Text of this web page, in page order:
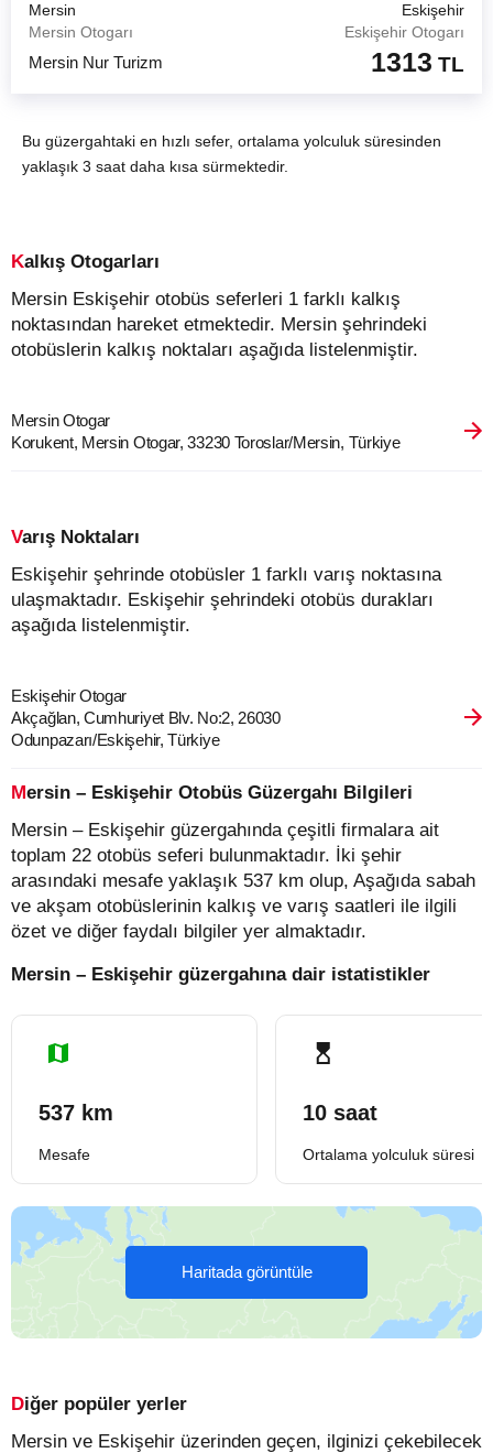
Mersin
Eskişehir
Mersin Otogarı
Eskişehir Otogarı
Mersin Nur Turizm 1313 TL
Bu güzergahtaki en hızlı sefer, ortalama yolculuk süresinden
yaklaşık 3 saat daha kısa sürmektedir.
Kalkış Otogarları
Mersin Eskişehir otobüs seferleri 1 farklı kalkış
noktasından hareket etmektedir. Mersin şehrindeki
otobüslerin kalkış noktaları aşağıda listelenmiştir.
Mersin Otogar
Korukent, Mersin Otogar, 33230 Toroslar/Mersin, Türkiye
Varış Noktaları
Eskişehir şehrinde otobüsler 1 farklı varış noktasına
ulaşmaktadır. Eskişehir şehrindeki otobüs durakları
aşağıda listelenmiştir.
Eskişehir Otogar
Akçağlan, Cumhuriyet Blv. No:2, 26030
Odunpazarı/Eskişehir, Türkiye
Mersin – Eskişehir Otobüs Güzergahı Bilgileri
Mersin – Eskişehir güzergahında çeşitli firmalara ait
toplam 22 otobüs seferi bulunmaktadır. İki şehir
arasındaki mesafe yaklaşık 537 km olup, Aşağıda sabah
ve akşam otobüslerinin kalkış ve varış saatleri ile ilgili
özet ve diğer faydalı bilgiler yer almaktadır.
Mersin – Eskişehir güzergahına dair istatistikler
537 km
Mesafe
10 saat
Ortalama yolculuk süresi
Haritada görüntüle
Diğer popüler yerler
Mersin ve Eskişehir üzerinden geçen, ilginizi çekebilecek